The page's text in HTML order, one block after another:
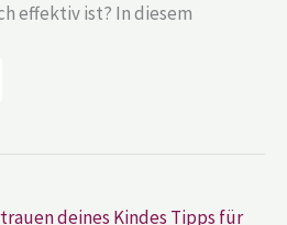
effektiv ist? In diesem